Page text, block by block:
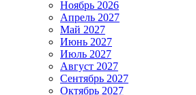
Ноябрь 2026
Апрель 2027
Май 2027
Июнь 2027
Июль 2027
Август 2027
Сентябрь 2027
Октябрь 2027